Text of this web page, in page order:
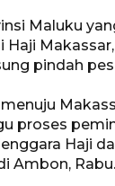
Maluku
pindah
proses
Haji
Ambon, Rabu.